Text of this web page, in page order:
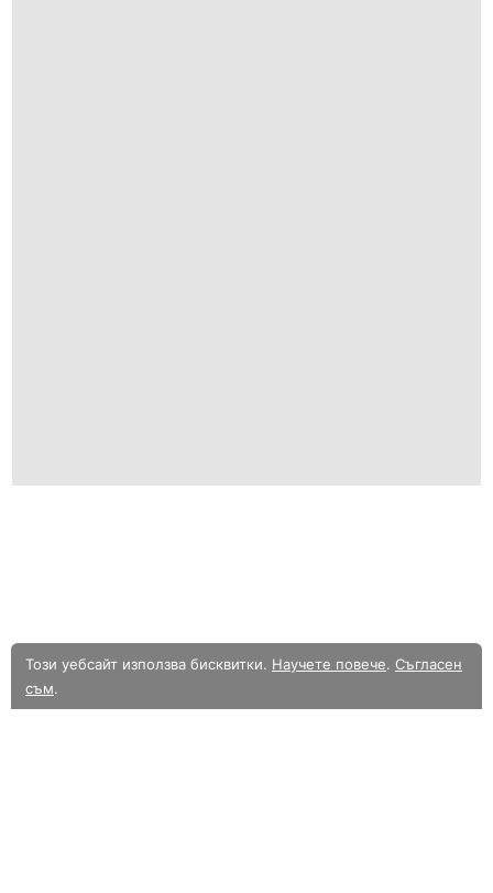
Този уебсайт използва бисквитки. Научете повече. Съгласен
съм.